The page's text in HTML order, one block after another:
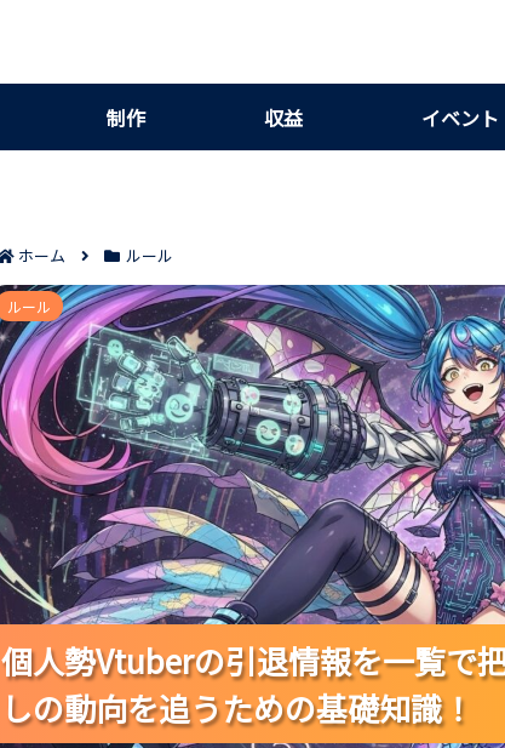
制作 収益 イベント
ホーム ルール
個人勢Vtuberの引退情報を一覧で把握するコツ5つ
個人勢Vtuberの引退情報を一覧で
しの動向を追うための基礎知識！
個人勢Vtuberの引退情報を一覧で
しの動向を追うための基礎知識！
個人勢Vtuberの引退情報を一覧で
しの動向を追うための基礎知識！
ルール